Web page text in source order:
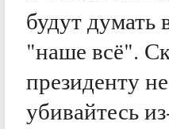
будут думать
"наше всё".
президенту
убивайтесь